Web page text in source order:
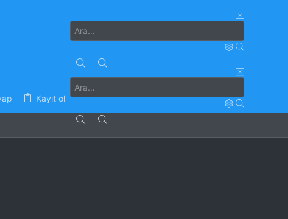
Kayıt ol